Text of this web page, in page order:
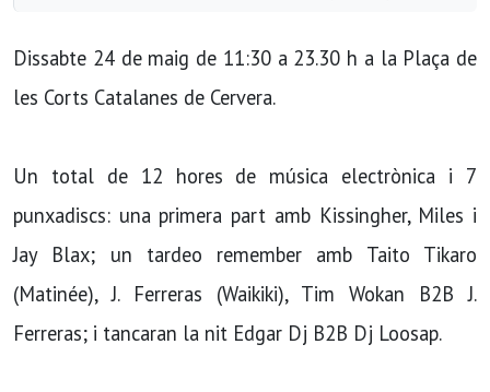
Dissabte 24 de maig de 11:30 a 23.30 h a la Plaça de
les Corts Catalanes de Cervera.
Un total de 12 hores de música electrònica i 7
punxadiscs: una primera part amb Kissingher, Miles i
Jay Blax; un tardeo remember amb Taito Tikaro
(Matinée), J. Ferreras (Waikiki), Tim Wokan B2B J.
Ferreras; i tancaran la nit Edgar Dj B2B Dj Loosap.